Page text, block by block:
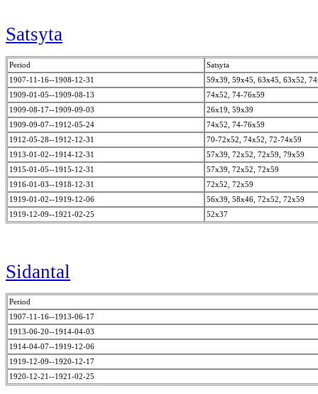
Satsyta
Period
Satsyta
1907-11-16--1908-12-31
59x39, 59x45, 63x45, 63x52,
1909-01-05--1909-08-13
74x52, 74-76x59
1909-08-17--1909-09-03
26x19, 59x39
1909-09-07--1912-05-24
74x52, 74-76x59
1912-05-28--1912-12-31
70-72x52, 74x52, 72-74x59
1913-01-02--1914-12-31
57x39, 72x52, 72x59, 79x59
1915-01-05--1915-12-31
57x39, 72x52, 72x59
1916-01-03--1918-12-31
72x52, 72x59
1919-01-02--1919-12-06
56x39, 58x46, 72x52, 72x59
1919-12-09--1921-02-25
52x37
Sidantal
Period
1907-11-16--1913-06-17
1913-06-20--1914-04-03
1914-04-07--1919-12-06
1919-12-09--1920-12-17
1920-12-21--1921-02-25